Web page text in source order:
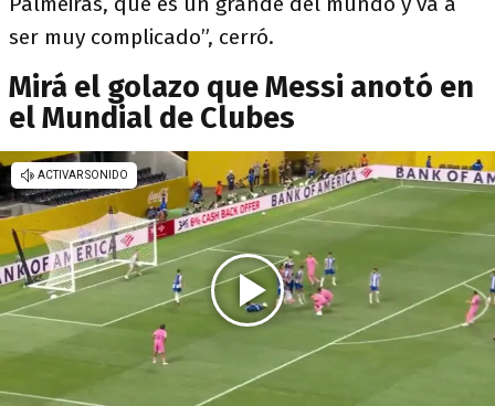
ser muy complicado”, cerró.
Mirá el golazo que Messi anotó en
el Mundial de Clubes